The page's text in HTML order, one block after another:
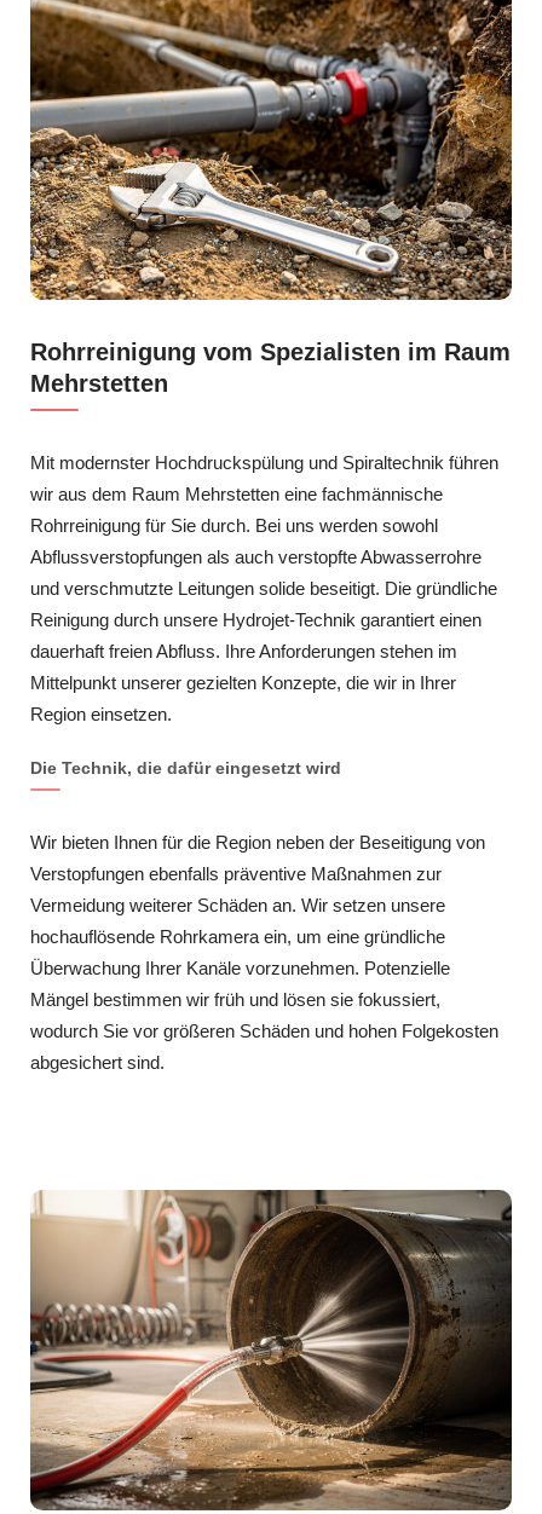
Rohrreinigung vom Spezialisten im Raum
Mehrstetten
Mit modernster Hochdruckspülung und Spiraltechnik führen
wir aus dem Raum Mehrstetten eine fachmännische
Rohrreinigung für Sie durch. Bei uns werden sowohl
Abflussverstopfungen als auch verstopfte Abwasserrohre
und verschmutzte Leitungen solide beseitigt. Die gründliche
Reinigung durch unsere Hydrojet-Technik garantiert einen
dauerhaft freien Abfluss. Ihre Anforderungen stehen im
Mittelpunkt unserer gezielten Konzepte, die wir in Ihrer
Region einsetzen.
Die Technik, die dafür eingesetzt wird
Wir bieten Ihnen für die Region neben der Beseitigung von
Verstopfungen ebenfalls präventive Maßnahmen zur
Vermeidung weiterer Schäden an. Wir setzen unsere
hochauflösende Rohrkamera ein, um eine gründliche
Überwachung Ihrer Kanäle vorzunehmen. Potenzielle
Mängel bestimmen wir früh und lösen sie fokussiert,
wodurch Sie vor größeren Schäden und hohen Folgekosten
abgesichert sind.